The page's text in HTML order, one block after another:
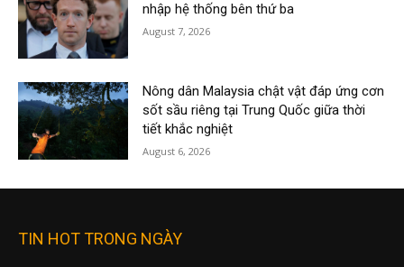
nhập hệ thống bên thứ ba
August 7, 2026
Nông dân Malaysia chật vật đáp ứng cơn
sốt sầu riêng tại Trung Quốc giữa thời
tiết khắc nghiệt
August 6, 2026
TIN HOT TRONG NGÀY